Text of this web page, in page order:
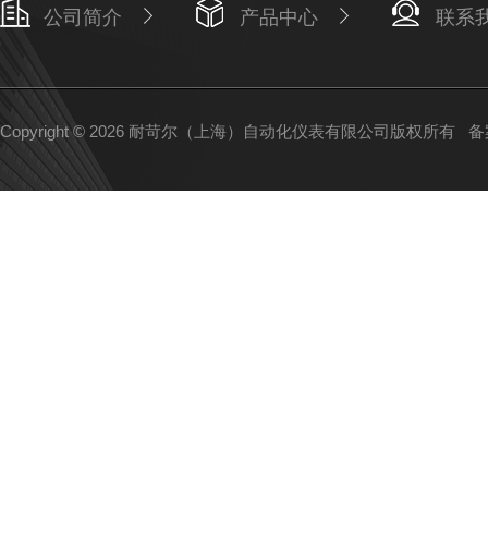
公司简介 产品中心 联系
Copyright © 2026 耐苛尔（上海）自动化仪表有限公司版权所有 备